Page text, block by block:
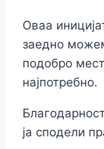
Оваа
заедно
подобро
најпотребно.
ја сподели